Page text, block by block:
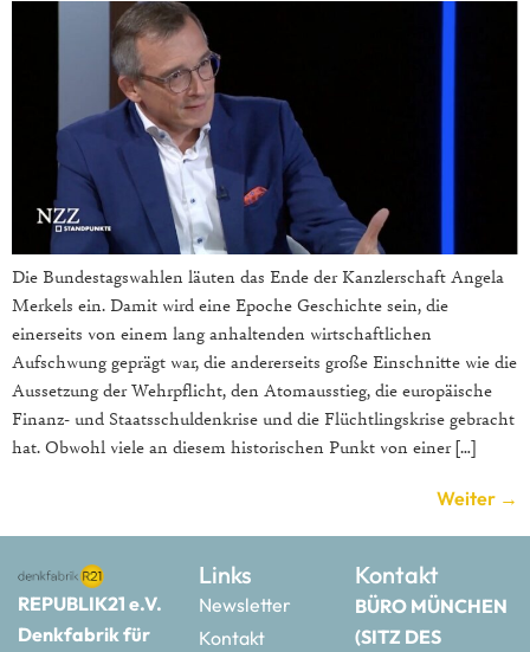
Die Bundestagswahlen läuten das Ende der Kanzlerschaft Angela
Merkels ein. Damit wird eine Epoche Geschichte sein, die
einerseits von einem lang anhaltenden wirtschaftlichen
Aufschwung geprägt war, die andererseits große Einschnitte wie die
Aussetzung der Wehrpflicht, den Atomausstieg, die europäische
Finanz- und Staatsschuldenkrise und die Flüchtlingskrise gebracht
hat. Obwohl viele an diesem historischen Punkt von einer […]
Weiter →
REPUBLIK21 e.V.
Denkfabrik für
Links
Newsletter
Kontakt
Kontakt
BÜRO MÜNCHEN
(SITZ DES